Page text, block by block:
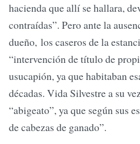
hacienda que allí se hallara,
contraídas”. Pero ante la
dueño, los caseros de la
“intervención de título de
usucapión, ya que habitaban
décadas. Vida Silvestre a su
“abigeato”, ya que según sus
de cabezas de ganado”.